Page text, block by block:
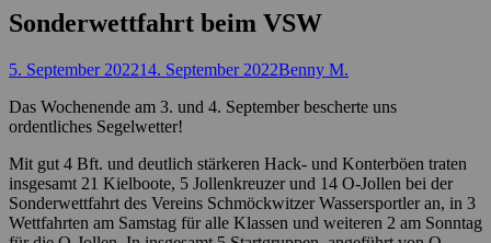
Sonderwettfahrt beim VSW
Posted
5. September 202214. September 2022Autor
Benny M.
Das Wochenende am 3. und 4. September bescherte uns
ordentliches Segelwetter!
Mit gut 4 Bft. und deutlich stärkeren Hack- und Konterböen traten
insgesamt 21 Kielboote, 5 Jollenkreuzer und 14 O-Jollen bei der
Sonderwettfahrt des Vereins Schmöckwitzer Wassersportler an, in 3
Wettfahrten am Samstag für alle Klassen und weiteren 2 am Sonntag